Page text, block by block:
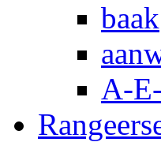
baak
A-